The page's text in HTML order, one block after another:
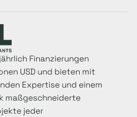
Finanzierungen
USD und bieten mit
Expertise und einem
maß­geschneiderte
jeder